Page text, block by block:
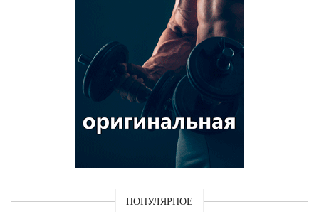
ПОПУЛЯРНОЕ